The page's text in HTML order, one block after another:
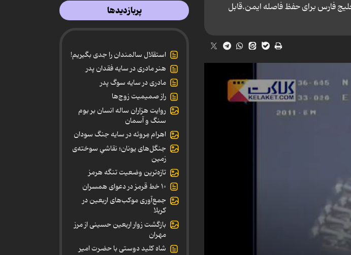
فارس برای حفظ فاصله ایمن.قابل
پربازدیدها
استقلال سالمندان را جدی بگیریم!
هنر مادری در سایه‌ فقدان پدر
مادری در سایه سوگ پدر
راز صمیمیت زوج‌ها
روایت هزاران ساله انسان بر بوم
سنگ و آسمان
اهرام مِروئه در سایه جنگ سودان
جنگل‌های یونان؛ نقاشیِ سوخته‌ی
زمین
تازه‌ترین وضعیت تنگه هرمز
۱۰ خط قرمز در دعوای همسران
جمع‌آوری موکب‌های اربعین در
کربلا
بازگشت زوار اربعین حسینی از مرز
مهران
شاه کلید دوستی با حضرت امیر